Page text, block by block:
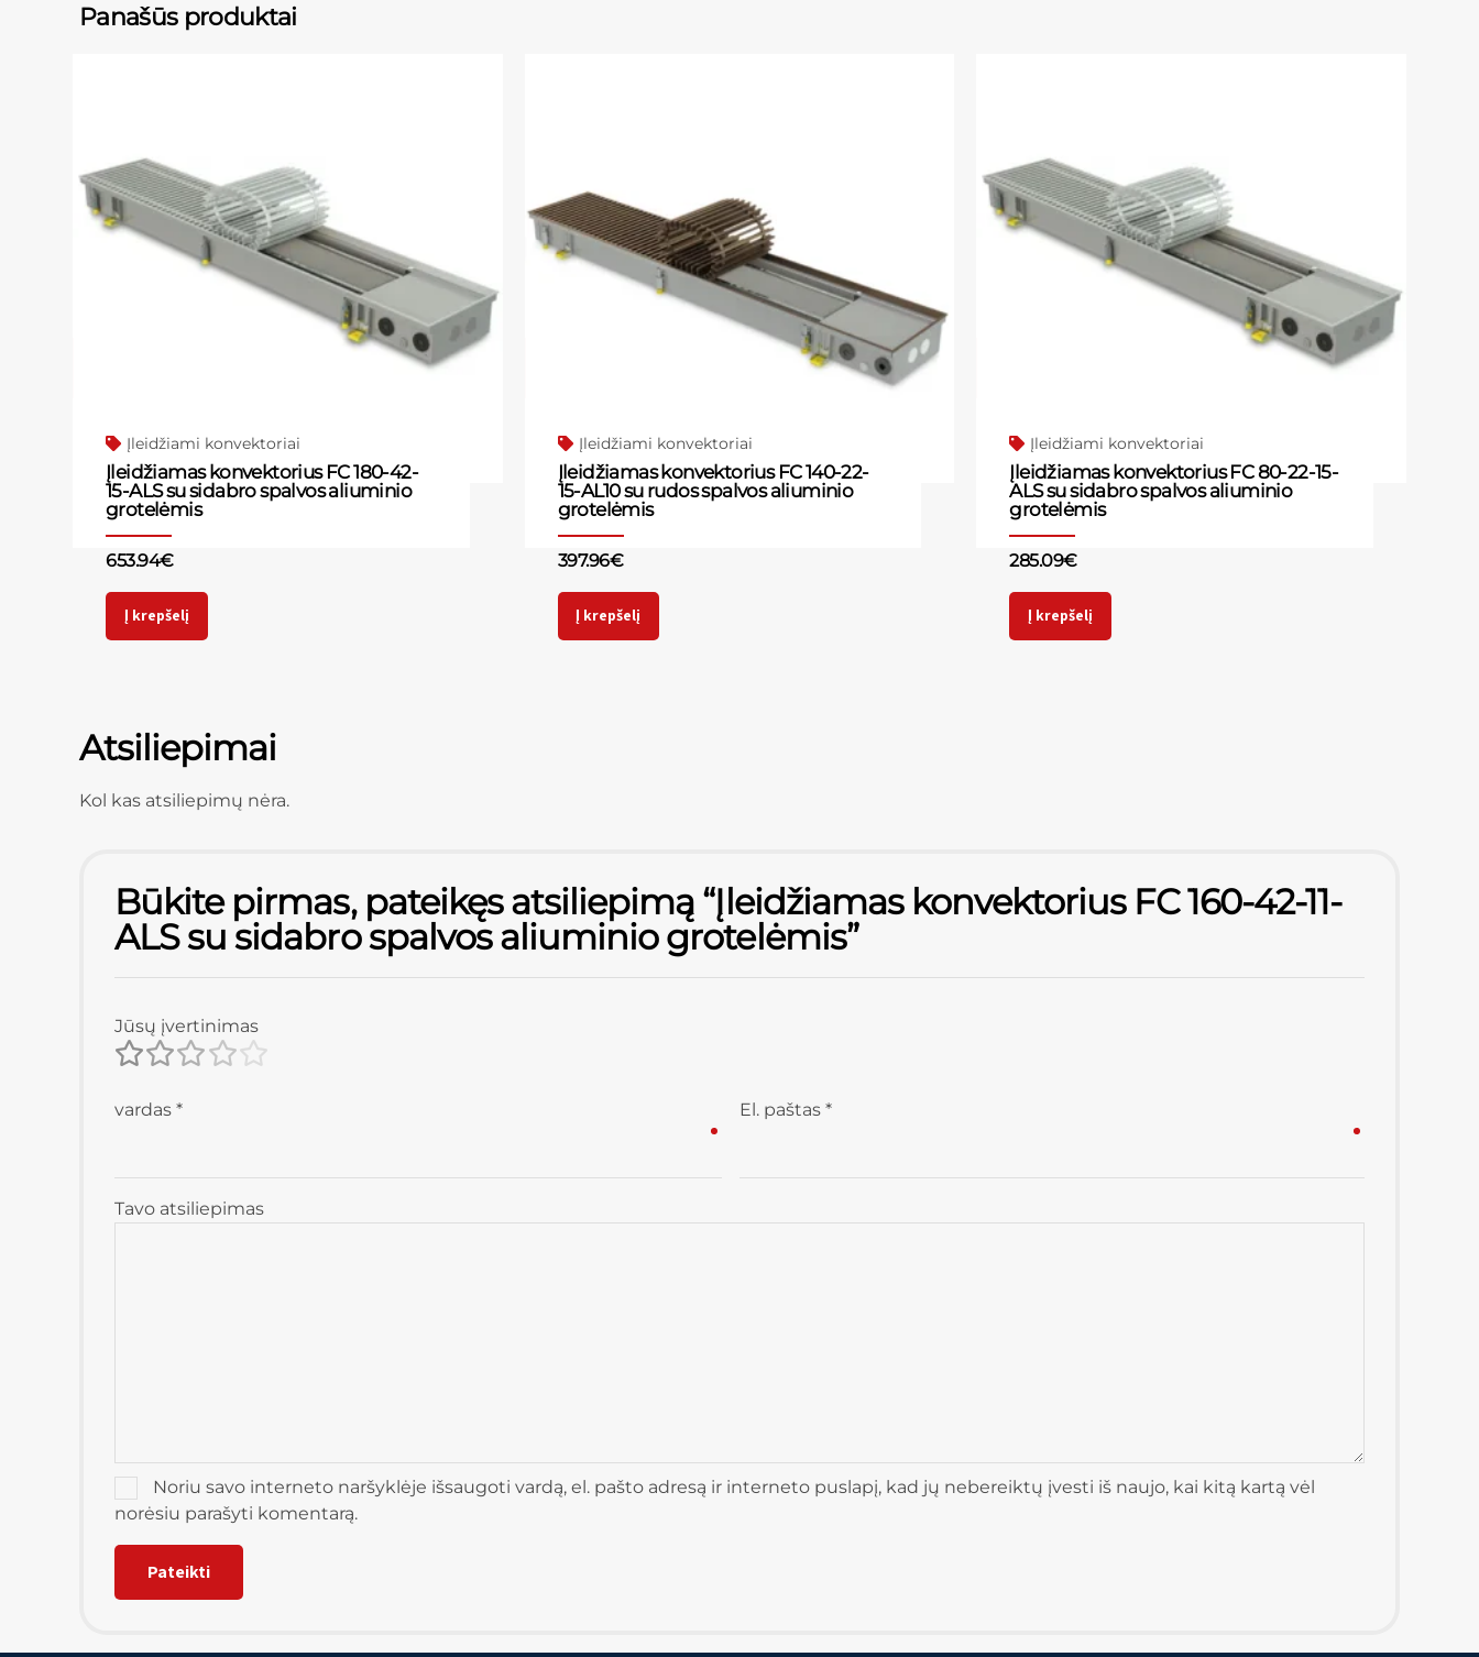
Panašūs produktai
Įleidžiami konvektoriai
Įleidžiamas konvektorius FC 180-42-
15-ALS su sidabro spalvos aliuminio
grotelėmis
653.94€
Į krepšelį
Įleidžiami konvektoriai
Įleidžiamas konvektorius FC 140-22-
15-AL10 su rudos spalvos aliuminio
grotelėmis
397.96€
Į krepšelį
Įleidžiami konvektoriai
Įleidžiamas konvektorius FC 80-22-15-
ALS su sidabro spalvos aliuminio
grotelėmis
285.09€
Į krepšelį
Atsiliepimai
Kol kas atsiliepimų nėra.
Būkite pirmas, pateikęs atsiliepimą “Įleidžiamas konvektorius FC 160-42-11-
ALS su sidabro spalvos aliuminio grotelėmis”
Jūsų įvertinimas
Tavo atsiliepimas
vardas * El. paštas *
Noriu savo interneto naršyklėje išsaugoti vardą, el. pašto adresą ir interneto puslapį, kad jų nebereiktų įvesti iš naujo, kai kitą kartą vėl
norėsiu parašyti komentarą.